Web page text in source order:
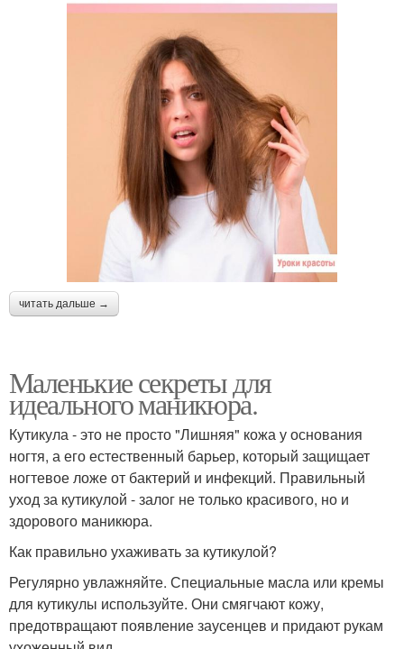
читать дальше →
Маленькие секреты для
идеального маникюра.
Кутикула - это не просто "Лишняя" кожа у основания
ногтя, а его естественный барьер, который защищает
ногтевое ложе от бактерий и инфекций. Правильный
уход за кутикулой - залог не только красивого, но и
здорового маникюра.
Как правильно ухаживать за кутикулой?
Регулярно увлажняйте. Специальные масла или кремы
для кутикулы используйте. Они смягчают кожу,
предотвращают появление заусенцев и придают рукам